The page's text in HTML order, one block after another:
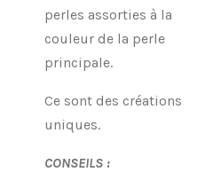
perles assorties à la
couleur de la perle
principale.
Ce sont des créations
uniques.
CONSEILS :